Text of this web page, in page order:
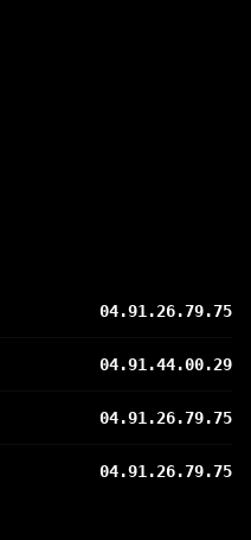
04.91.26.79.75
04.91.44.00.29
04.91.26.79.75
04.91.26.79.75